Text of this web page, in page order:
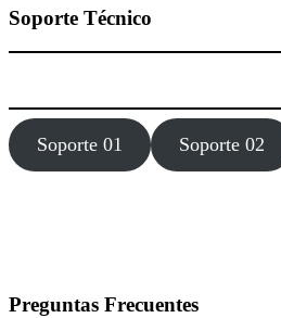
Soporte Técnico
Soporte 01 Soporte 02
Preguntas Frecuentes